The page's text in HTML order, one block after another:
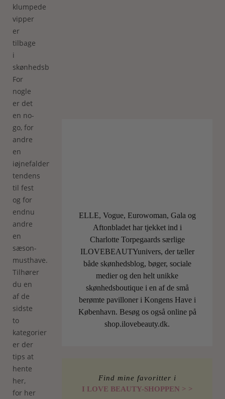
klumpede
vipper
er
tilbage
i
skønhedsbilledet.
For
nogle
er det
en no-
go, for
andre
en
iøjnefaldende
tendens
til fest
og for
endnu
andre
en
sæson-
musthave.
Tilhører
du en
af de
sidste
to
kategorier
er der
tips at
hente
her,
for her
ELLE, Vogue, Eurowoman, Gala og
Aftonbladet har tjekket ind i
Charlotte Torpegaards særlige
ILOVEBEAUTYunivers, der tæller
både skønhedsblog, bøger, sociale
medier og den helt unikke
skønhedsboutique i en af de små
berømte pavilloner i Kongens Have i
København. Besøg os også online på
shop.ilovebeauty.dk.
Find mine favoritter i
I LOVE BEAUTY-SHOPPEN > >